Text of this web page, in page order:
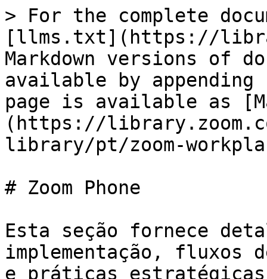
> For the complete
[llms.txt](https://
Markdown versions of
available by
page is available as
(https://
library/pt/zoom-
# Zoom Phone
Esta seção fornece
implementação, fluxos
e práticas